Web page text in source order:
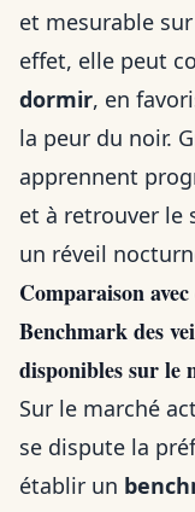
et mesurable
effet, elle peut
dormir, en
la peur du noir.
apprennent
et à retrouver le
un réveil
Comparaison
Benchmark des
disponibles sur le
Sur le marché
se dispute la
établir un